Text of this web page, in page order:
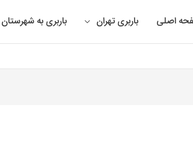
اصلی باربری تهران باربری به شهرستان